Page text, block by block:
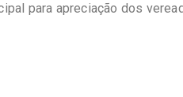
para apreciação dos